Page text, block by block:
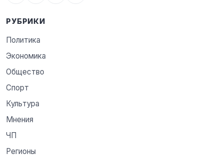
РУБРИКИ
Политика
Экономика
Общество
Спорт
Культура
Мнения
ЧП
Регионы